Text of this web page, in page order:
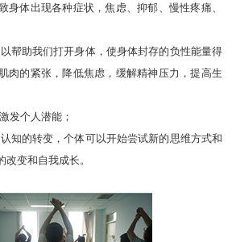
身体出现各种症状，焦虑、抑郁、慢性疼痛、
助我们打开身体，使身体封存的负性能量得
肉的紧张，降低焦虑，缓解精神压力，提高生
个人潜能；
的转变，个体可以开始尝试新的思维方式和
变和自我成长。